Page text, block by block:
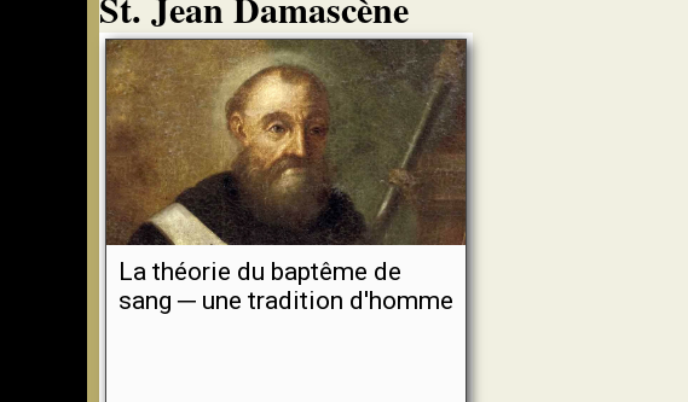
La théorie du baptême de
sang ─ une tradition d'homme